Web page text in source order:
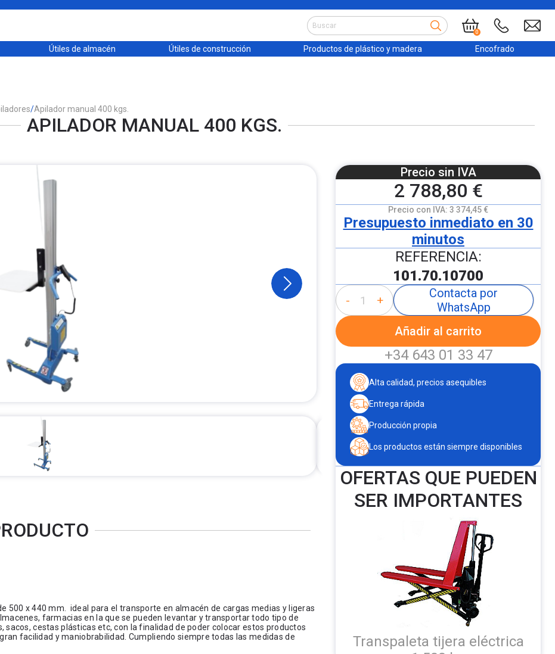
0
Útiles de almacén Útiles de construcción Productos de plástico y madera Encofrado
/Apilador manual 400 kgs.
APILADOR MANUAL 400 KGS.
500 x 440 mm. ideal para el transporte en almacén de cargas medias y ligeras
farmacias en la que se pueden levantar y transportar todo tipo de
cestas plásticas etc, con la finalidad de poder colocar estos productos
facilidad y maniobrabilidad. Cumpliendo siempre todas las medidas de
Precio sin IVA
2 788,80 €
Precio con IVA: 3 374,45 €
Presupuesto inmediato en 30
minutos
REFERENCIA:
101.70.10700
- +
Contacta por
WhatsApp
Añadir al carrito
+34 643 01 33 47
Alta calidad, precios asequibles
Entrega rápida
Producción propia
Los productos están siempre disponibles
OFERTAS QUE PUEDEN
SER IMPORTANTES
Transpaleta tijera eléctrica